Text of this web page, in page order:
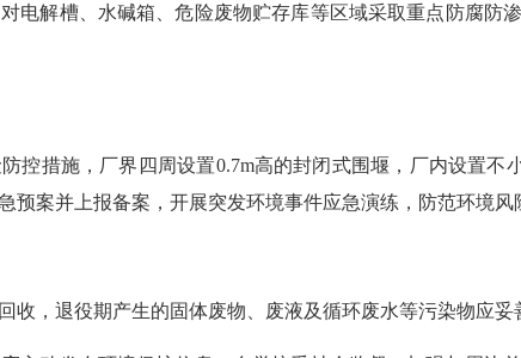
电解槽、水碱箱、危险废物贮存库等区域采取重点防腐防
控措施，厂界四周设置0.7m高的封闭式围堰，厂内设置不
预案并上报备案，开展突发环境事件应急演练 ， 防范环境风
收，退役期产生的固体废物、废液及循环废水等污染物应